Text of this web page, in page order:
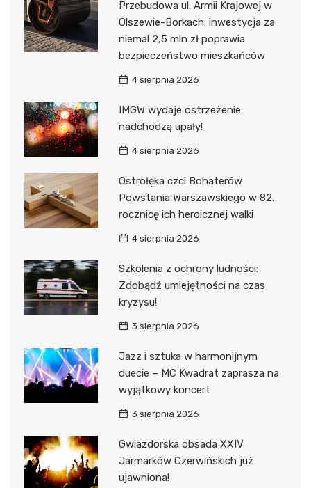
Przebudowa ul. Armii Krajowej w
Olszewie-Borkach: inwestycja za
niemal 2,5 mln zł poprawia
bezpieczeństwo mieszkańców
4 sierpnia 2026
IMGW wydaje ostrzeżenie:
nadchodzą upały!
4 sierpnia 2026
Ostrołęka czci Bohaterów
Powstania Warszawskiego w 82.
rocznicę ich heroicznej walki
4 sierpnia 2026
Szkolenia z ochrony ludności:
Zdobądź umiejętności na czas
kryzysu!
3 sierpnia 2026
Jazz i sztuka w harmonijnym
duecie – MC Kwadrat zaprasza na
wyjątkowy koncert
3 sierpnia 2026
Gwiazdorska obsada XXIV
Jarmarków Czerwińskich już
ujawniona!